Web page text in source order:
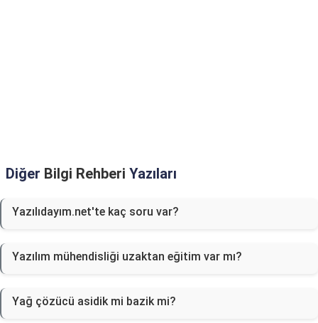
Diğer Bilgi Rehberi Yazıları
Yazılıdayım.net'te kaç soru var?
Yazılım mühendisliği uzaktan eğitim var mı?
Yağ çözücü asidik mi bazik mi?